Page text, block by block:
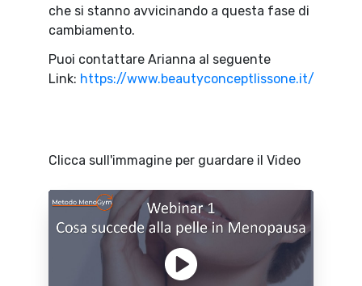
che si stanno avvicinando a questa fase di
cambiamento.
Puoi contattare Arianna al seguente
Link: https://www.beautyconceptlissone.it/
Clicca sull'immagine per guardare il Video